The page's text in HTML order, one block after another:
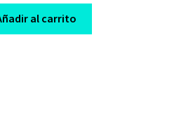
was:
$ 295,00.
is:
$ 10,00.
al carrito